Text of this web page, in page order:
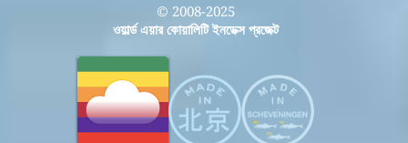
© 2008-2025
ওয়ার্ল্ড এয়ার কোয়ালিটি ইনডেক্স প্রজেক্ট